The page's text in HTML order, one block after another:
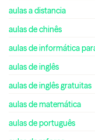
aulas a distancia
aulas de chinês
aulas de informática
aulas de inglês
aulas de inglês gratuitas
aulas de matemática
aulas de português